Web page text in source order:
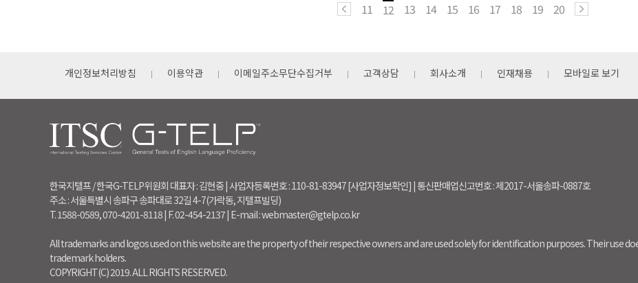
11 12 13 14 15 16 17 18 19 20
개인정보처리방침 이용약관 이메일주소무단수집거부 고객상담 회사소개 인재채용 모바일로 보기
한국지텔프 / 한국G-TELP위원회 대표자 : 김현중 | 사업자등록번호 : 110-81-83947 [사업자정보확인] | 통신판매업신고번호 : 제2017-서울송파-0887호
주소 : 서울특별시 송파구 송파대로 32길 4-7(가락동, 지텔프빌딩)
T. 1588-0589, 070-4201-8118 | F. 02-454-2137 | E-mail : webmaster@gtelp.co.kr
All trademarks and logos used on this website are the property of their respective owners and are used solely for identification purposes. Their use
trademark holders.
COPYRIGHT(C) 2019. ALL RIGHTS RESERVED.